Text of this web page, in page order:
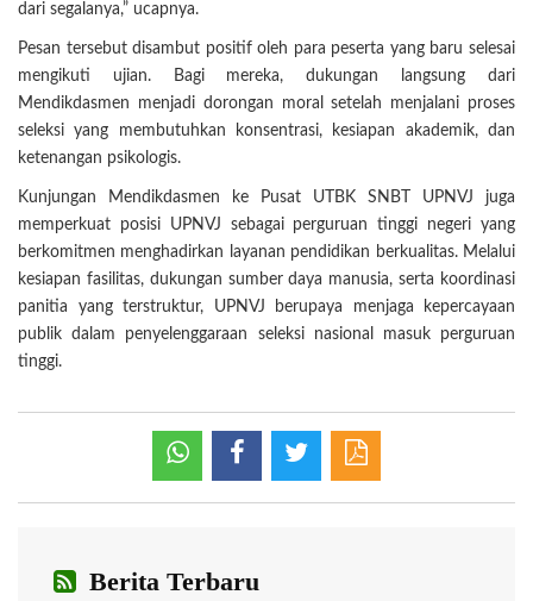
dari segalanya,” ucapnya.
Pesan tersebut disambut positif oleh para peserta yang baru selesai
mengikuti ujian. Bagi mereka, dukungan langsung dari
Mendikdasmen menjadi dorongan moral setelah menjalani proses
seleksi yang membutuhkan konsentrasi, kesiapan akademik, dan
ketenangan psikologis.
Kunjungan Mendikdasmen ke Pusat UTBK SNBT UPNVJ juga
memperkuat posisi UPNVJ sebagai perguruan tinggi negeri yang
berkomitmen menghadirkan layanan pendidikan berkualitas. Melalui
kesiapan fasilitas, dukungan sumber daya manusia, serta koordinasi
panitia yang terstruktur, UPNVJ berupaya menjaga kepercayaan
publik dalam penyelenggaraan seleksi nasional masuk perguruan
tinggi.
Berita Terbaru